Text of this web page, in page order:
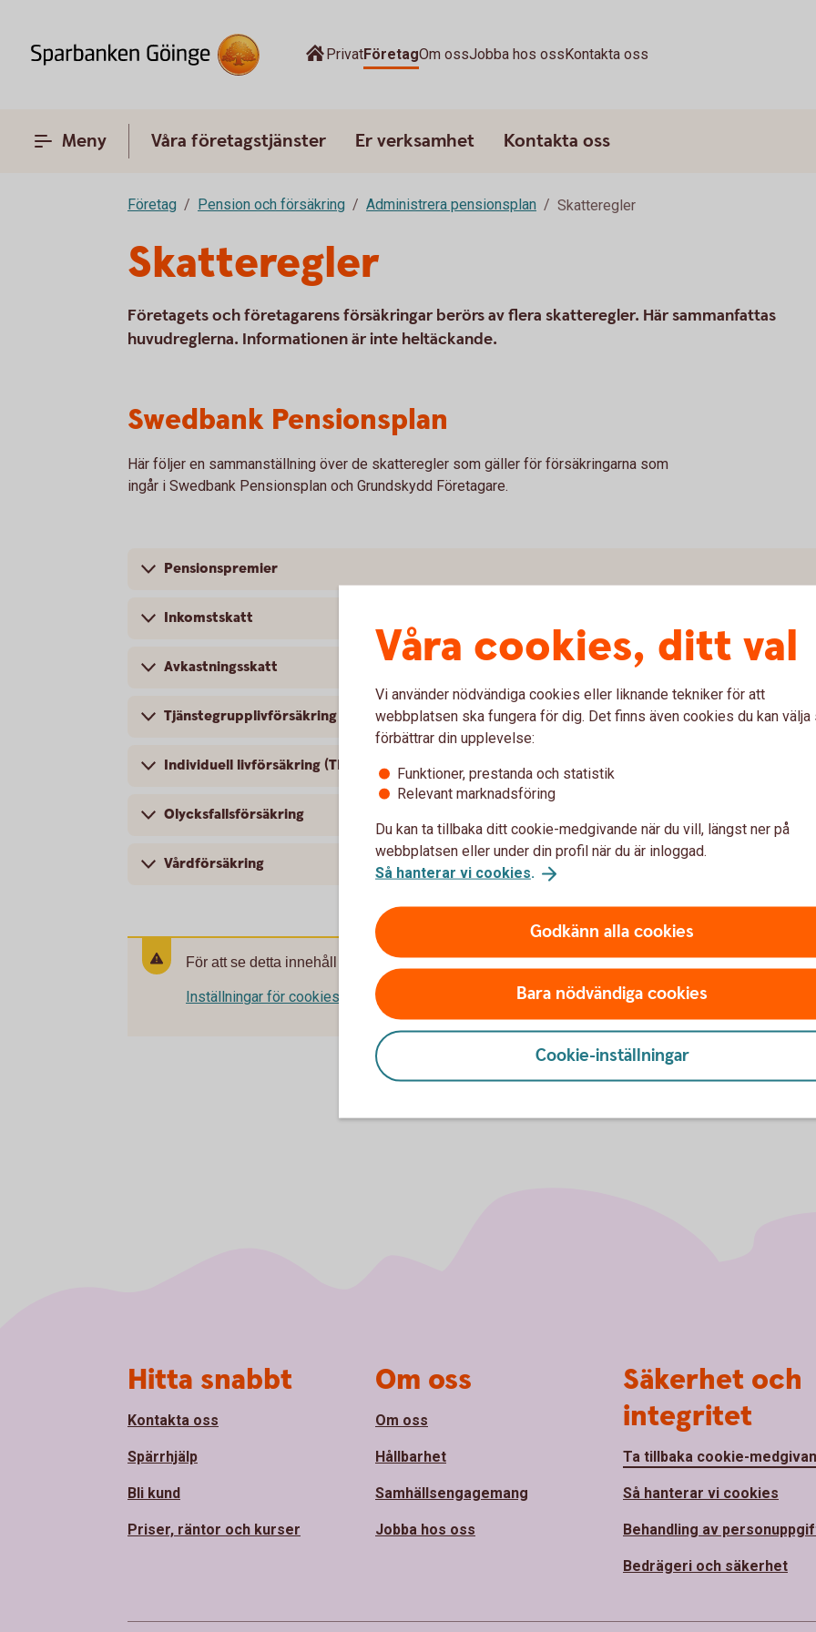
PrivatFöretagOm ossJobba hos ossKontakta oss
Meny Våra företagstjänster Er verksamhet Kontakta oss
Företag Pension och försäkring Administrera pensionsplan Skatteregler
Skatteregler
Företagets och företagarens försäkringar berörs av flera skatteregler. Här sammanfattas
huvudreglerna. Informationen är inte heltäckande.
Swedbank Pensionsplan
Här följer en sammanställning över de skatteregler som gäller för försäkringarna som
ingår i Swedbank Pensionsplan och Grundskydd Företagare.
Pensionspremier
Inkomstskatt
Avkastningsskatt
Tjänstegrupplivförsäkring – TGL
Individuell livförsäkring (TNUG)
Olycksfallsförsäkring
Vårdförsäkring
För att se detta innehåll behöver du först godkänna cookies för Funktioner, prestanda och statistik.
Inställningar för cookies
Våra cookies, ditt val
Vi använder nödvändiga cookies eller liknande tekniker för att
webbplatsen ska fungera för dig. Det finns även cookies du kan välja
förbättrar din upplevelse:
Funktioner, prestanda och statistik
Relevant marknadsföring
Du kan ta tillbaka ditt cookie-medgivande när du vill, längst ner på
webbplatsen eller under din profil när du är inloggad.
Så hanterar vi cookies.
Godkänn alla cookies
Bara nödvändiga cookies
Cookie-inställningar
Hitta snabbt
Kontakta oss
Spärrhjälp
Bli kund
Priser, räntor och kurser
Om oss
Om oss
Hållbarhet
Samhällsengagemang
Jobba hos oss
Säkerhet och
integritet
Ta tillbaka cookie-
Så hanterar vi cookies
Behandling av
Bedrägeri och säkerhet